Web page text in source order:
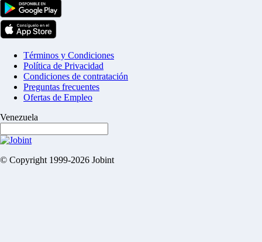
Términos y Condiciones
Política de Privacidad
Condiciones de contratación
Preguntas frecuentes
Ofertas de Empleo
Venezuela
© Copyright 1999-2026 Jobint